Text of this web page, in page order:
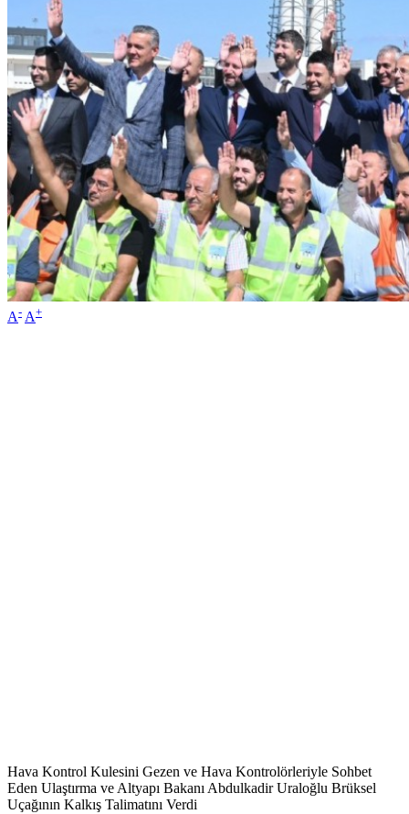
A- A+
Hava Kontrol Kulesini Gezen ve Hava Kontrolörleriyle Sohbet
Eden Ulaştırma ve Altyapı Bakanı Abdulkadir Uraloğlu Brüksel
Uçağının Kalkış Talimatını Verdi